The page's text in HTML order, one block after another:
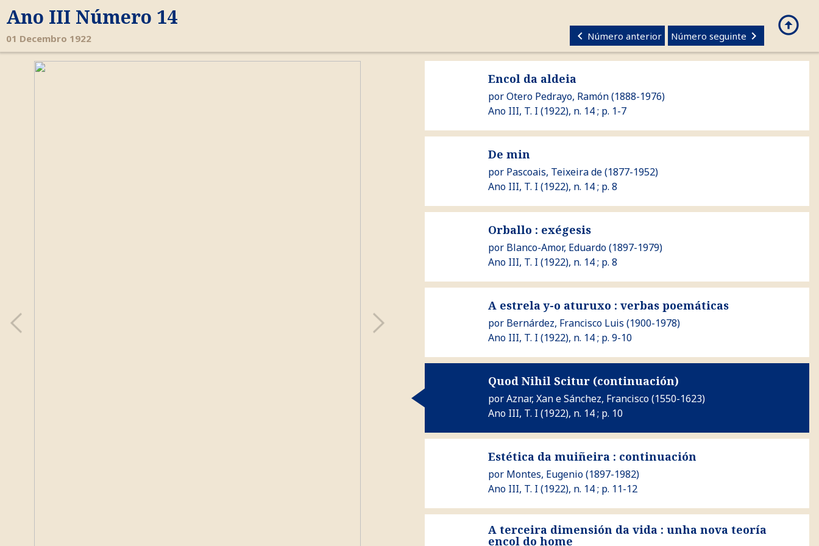
search GALEGO arrow_circle_up
Ano III Número 14
01 Decembro 1922 keyboard_arrow_left Número anterior Número seguinte keyboard_arrow_right
Ver Encol da aldeiaEncol da aldeia
porOtero Pedrayo, Ramón(1888-1976)
Ano III, T. I (1922), n. 14 ; p. 1-7
De min
por Pascoais, Teixeira de(1877-1952)
Ano III, T. I (1922), n. 14 ; p. 8
Ver Orballo : exégesisOrballo : exégesis
por Blanco-Amor, Eduardo(1897-1979)
Ano III, T. I (1922), n. 14 ; p. 8
Ver A estrela y-o aturuxo : verbas poemáticas
A estrela y-o aturuxo : verbas poemáticas
por Bernárdez, Francisco Luis (1900-1978)
Ano III, T. I (1922), n. 14 ; p. 9-10
Ver Quod Nihil Scitur (continuación)
Quod Nihil Scitur (continuación)
porAznar, XaneSánchez, Francisco(1550-1623)
Ano III, T. I (1922), n. 14 ; p. 10
Ver Estética da muiñeira : continuación
Estética da muiñeira : continuación
por Montes, Eugenio(1897-1982)
Ano III, T. I (1922), n. 14 ; p. 11-12
Ver A terceira dimensión da vida : unha nova teoría encol do home
A terceira dimensión da vida : unha nova teoría
encol do home